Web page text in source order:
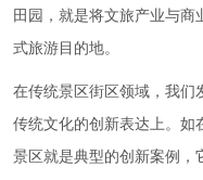
田园，就是将文旅产业与
式旅游目的地。
在传统景区街区领域，我们
传统文化的创新表达上。如
景区就是典型的创新案例，